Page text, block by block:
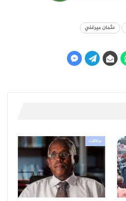
عثمان ميرغني
مقالات